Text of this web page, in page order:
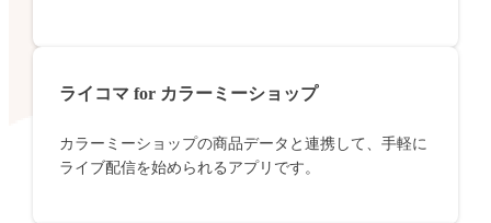
ライコマ for カラーミーショップ
カラーミーショップの商品データと連携して、手軽に
ライブ配信を始められるアプリです。